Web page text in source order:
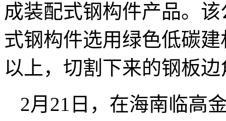
成装配式钢构件产品。
式钢构件选用绿色低碳
以上，切割下来的钢板
2月21日，在海南临高